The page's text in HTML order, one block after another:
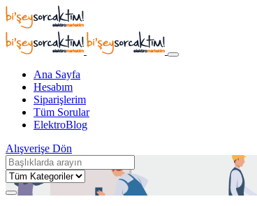
Ana Sayfa
Hesabım
Siparişlerim
Tüm Sorular
ElektroBlog
Alışverişe Dön